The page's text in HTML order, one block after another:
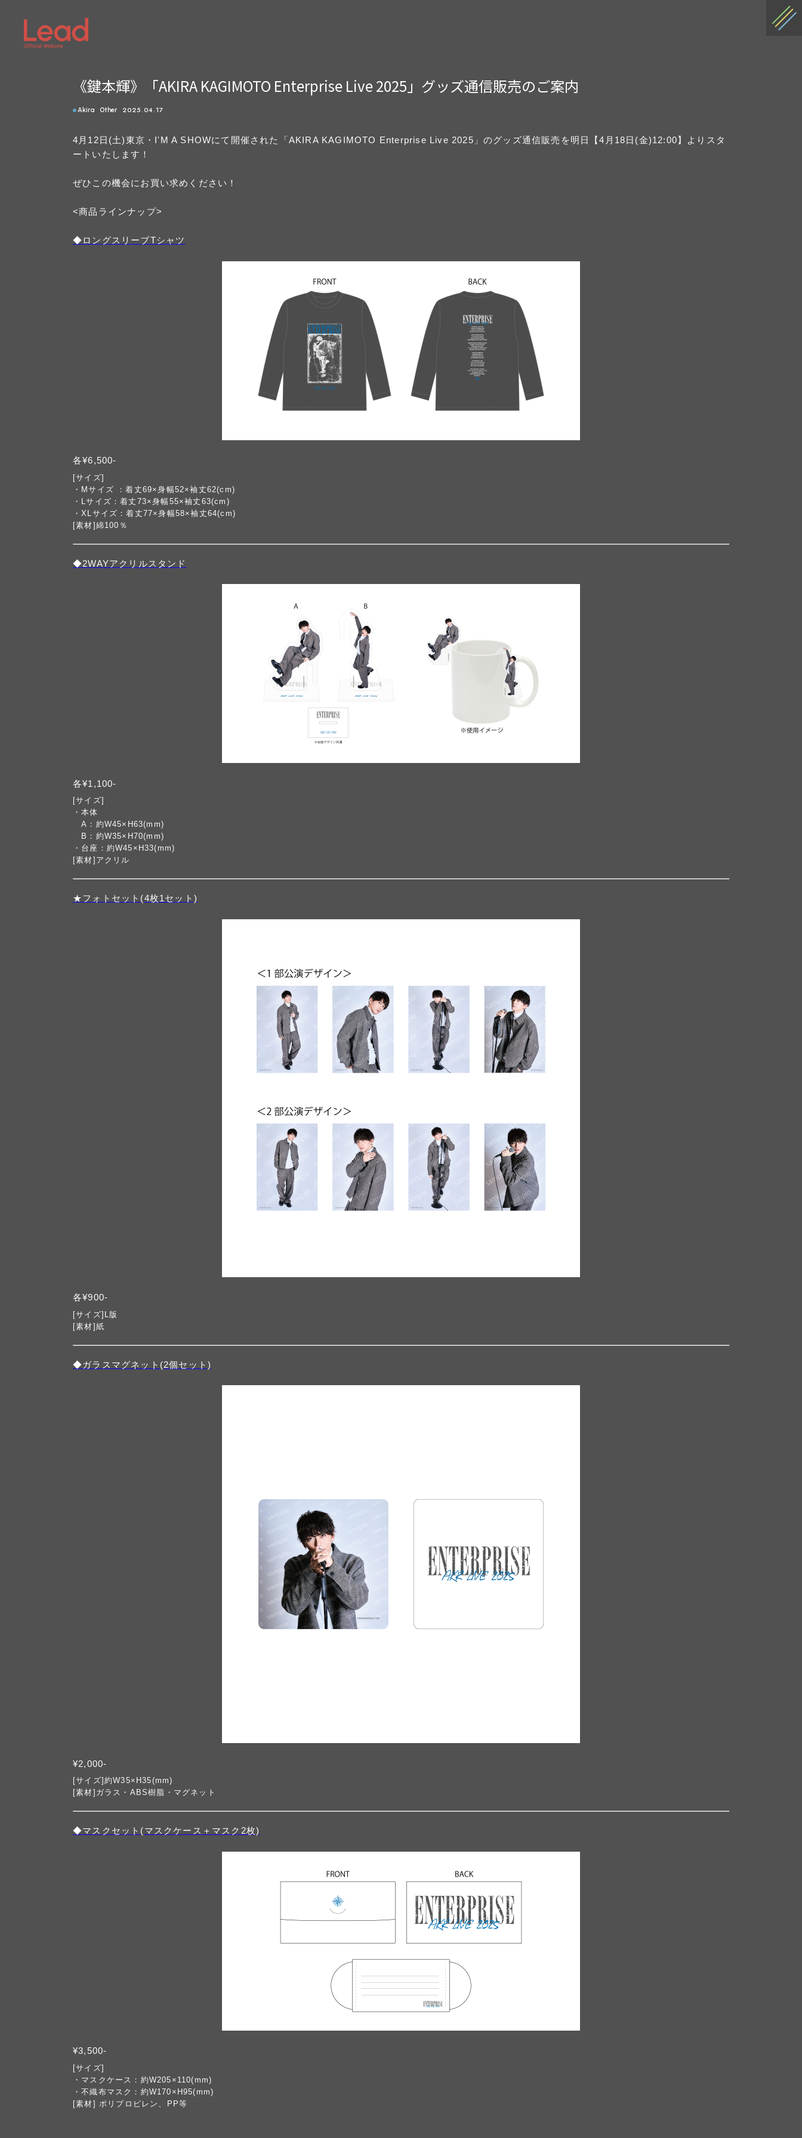
《鍵本輝》「AKIRA KAGIMOTO Enterprise Live 2025」グッズ通信販売のご案内
Akira Other 2025.04.17
4月12日(土)東京・I'M A SHOWにて開催された「AKIRA KAGIMOTO Enterprise Live 2025」のグッズ通信販売を明日【4月18日(金)12:00】よりスタ
ートいたします！
ぜひこの機会にお買い求めください！
<商品ラインナップ>
◆ロングスリーブTシャツ
各¥6,500-
[サイズ]
・Mサイズ ：着丈69×身幅52×袖丈62(cm)
・Lサイズ：着丈73×身幅55×袖丈63(cm)
・XLサイズ：着丈77×身幅58×袖丈64(cm)
[素材]綿100％
◆2WAYアクリルスタンド
各¥1,100-
[サイズ]
・本体
A：約W45×H63(mm)
B：約W35×H70(mm)
・台座：約W45×H33(mm)
[素材]アクリル
★フォトセット(4枚1セット)
各¥900-
[サイズ]L版
[素材]紙
◆ガラスマグネット(2個セット)
¥2,000-
[サイズ]約W35×H35(mm)
[素材]ガラス・ABS樹脂・マグネット
◆マスクセット(マスクケース＋マスク2枚)
¥3,500-
[サイズ]
・マスクケース：約W205×110(mm)
・不織布マスク：約W170×H95(mm)
[素材] ポリプロピレン、PP等